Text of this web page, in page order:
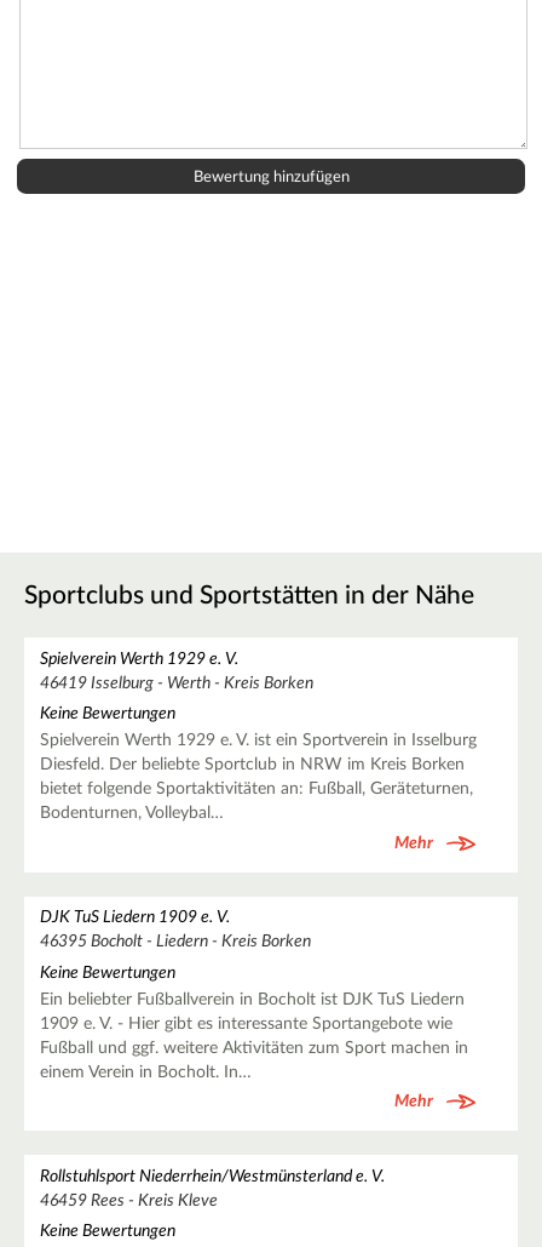
Sportclubs und Sportstätten in der Nähe
Spielverein Werth 1929 e. V.
46419 Isselburg - Werth - Kreis Borken
Keine Bewertungen
Spielverein Werth 1929 e. V. ist ein Sportverein in Isselburg
Diesfeld. Der beliebte Sportclub in NRW im Kreis Borken
bietet folgende Sportaktivitäten an: Fußball, Geräteturnen,
Bodenturnen, Volleybal…
Mehr
DJK TuS Liedern 1909 e. V.
46395 Bocholt - Liedern - Kreis Borken
Keine Bewertungen
Ein beliebter Fußballverein in Bocholt ist DJK TuS Liedern
1909 e. V. - Hier gibt es interessante Sportangebote wie
Fußball und ggf. weitere Aktivitäten zum Sport machen in
einem Verein in Bocholt. In…
Mehr
Rollstuhlsport Niederrhein/Westmünsterland e. V.
46459 Rees - Kreis Kleve
Keine Bewertungen